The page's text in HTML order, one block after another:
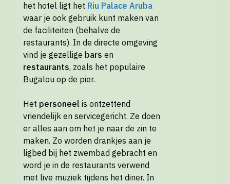
het hotel ligt het Riu Palace Aruba
waar je ook gebruik kunt maken van
de faciliteiten (behalve de
restaurants). In de directe omgeving
vind je gezellige bars en
restaurants, zoals het populaire
Bugalou op de pier.
Het personeel is ontzettend
vriendelijk en servicegericht. Ze doen
er alles aan om het je naar de zin te
maken. Zo worden drankjes aan je
ligbed bij het zwembad gebracht en
word je in de restaurants verwend
met live muziek tijdens het diner. In